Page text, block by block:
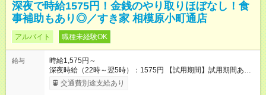
深夜で時給1575円！金銭のやり取りほぼなし！食
事補助もあり◎／すき家 相模原小町通店
アルバイト 職種未経験OK
給与
時給1,575円～
深夜時給（22時～翌5時）：1575円 【試用期間】試用期間あり
試用期間の長さ：1ヶ月 雇用形態、給与は本採用時と同じです。
試用期間の実態は30日（※条件変更なし）ですが、切り上げで
交通費別途支給あり